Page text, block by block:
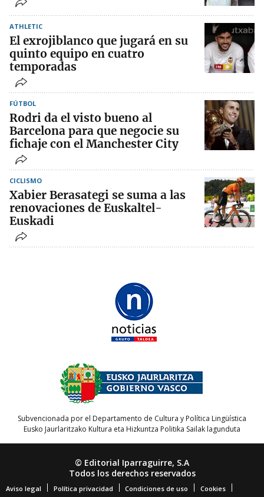
ATHLETIC
El exrojiblanco que jugará en su
quinto equipo en cuatro
temporadas
FÚTBOL
Rodri da el visto bueno al
Barcelona para que negocie su
fichaje con el Manchester City
CICLISMO
Xabier Berasategi se suma a las
renovaciones de Euskaltel-
Euskadi
Subvencionada por el Departamento de Cultura y Política Lingüística
Eusko Jaurlaritzako Kultura eta Hizkuntza Politika Sailak lagunduta
© Editorial Iparraguirre, S.A
Todos los derechos reservados
Aviso legal Política privacidad Condiciones de uso Cookies